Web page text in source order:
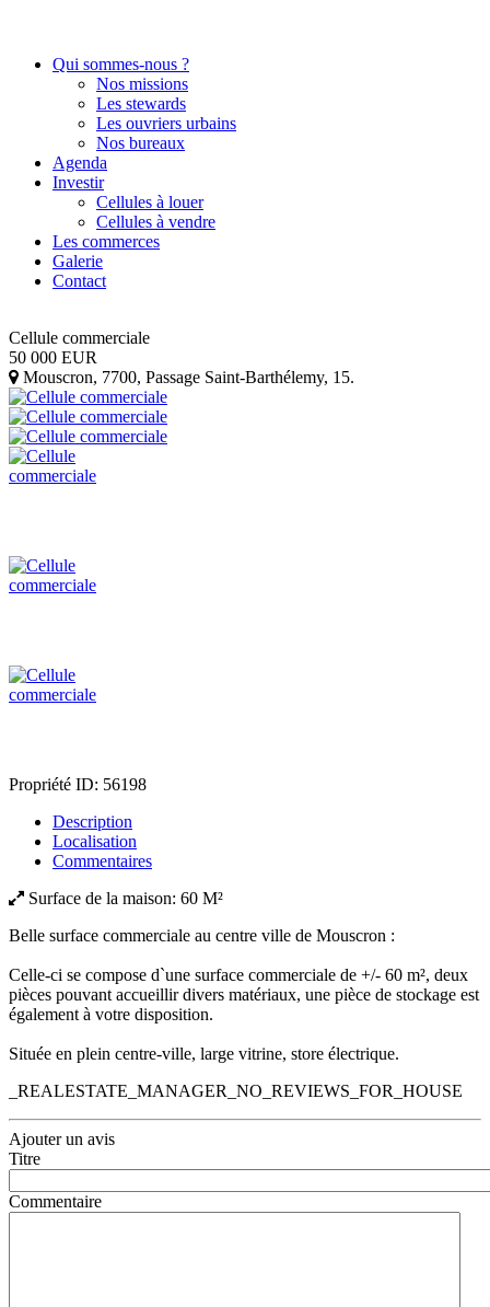
Qui sommes-nous ?
Nos missions
Les stewards
Les ouvriers urbains
Nos bureaux
Agenda
Investir
Cellules à louer
Cellules à vendre
Les commerces
Galerie
Contact
Cellule commerciale
50 000 EUR
Mouscron, 7700, Passage Saint-Barthélemy, 15.
Propriété ID: 56198
Description
Localisation
Commentaires
Surface de la maison: 60 M²
Belle surface commerciale au centre ville de Mouscron :
Celle-ci se compose d`une surface commerciale de +/- 60 m², deux
pièces pouvant accueillir divers matériaux, une pièce de stockage est
également à votre disposition.
Située en plein centre-ville, large vitrine, store électrique.
_REALESTATE_MANAGER_NO_REVIEWS_FOR_HOUSE
Ajouter un avis
Titre
Commentaire